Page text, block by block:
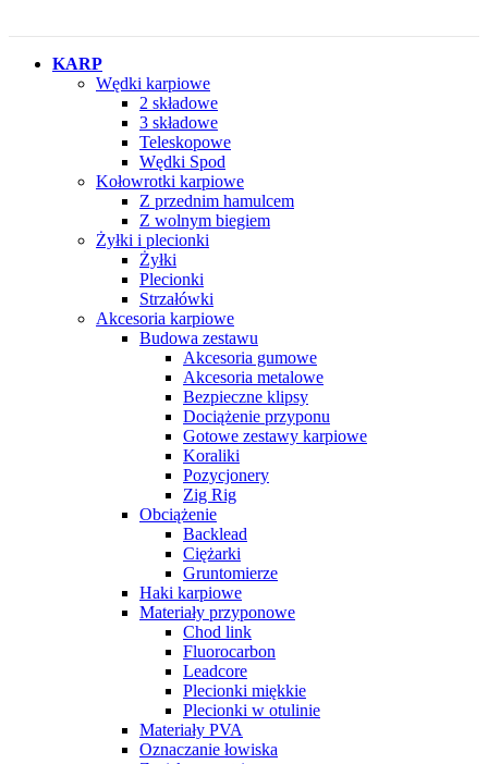
KARP
Wędki karpiowe
2 składowe
3 składowe
Teleskopowe
Wędki Spod
Kołowrotki karpiowe
Z przednim hamulcem
Z wolnym biegiem
Żyłki i plecionki
Żyłki
Plecionki
Strzałówki
Akcesoria karpiowe
Budowa zestawu
Akcesoria gumowe
Akcesoria metalowe
Bezpieczne klipsy
Dociążenie przyponu
Gotowe zestawy karpiowe
Koraliki
Pozycjonery
Zig Rig
Obciążenie
Backlead
Ciężarki
Gruntomierze
Haki karpiowe
Materiały przyponowe
Chod link
Fluorocarbon
Leadcore
Plecionki miękkie
Plecionki w otulinie
Materiały PVA
Oznaczanie łowiska